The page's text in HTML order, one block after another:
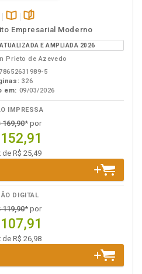
Disponível
na
B.V.
páginas
Empresarial Moderno
E AMPLIADA 2026
Prieto de Azevedo
5
326
em: 09/03/2026
IMPRESSA
169,90* por
de R$ 25,49
DIGITAL
119,90* por
de R$ 26,98